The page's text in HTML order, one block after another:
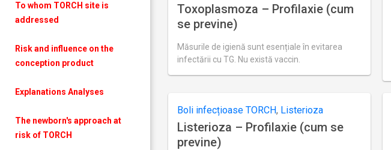
To whom TORCH site is
addressed
Risk and influence on the
conception product
Explanations Analyses
The newborn's approach at
risk of TORCH
Toxoplasmoza – Profilaxie (cum
se previne)
Măsurile de igienă sunt esențiale în evitarea
infectării cu TG. Nu există vaccin.
2018
Boli infecțioase TORCH, Listerioza
Listerioza – Profilaxie (cum se
previne)